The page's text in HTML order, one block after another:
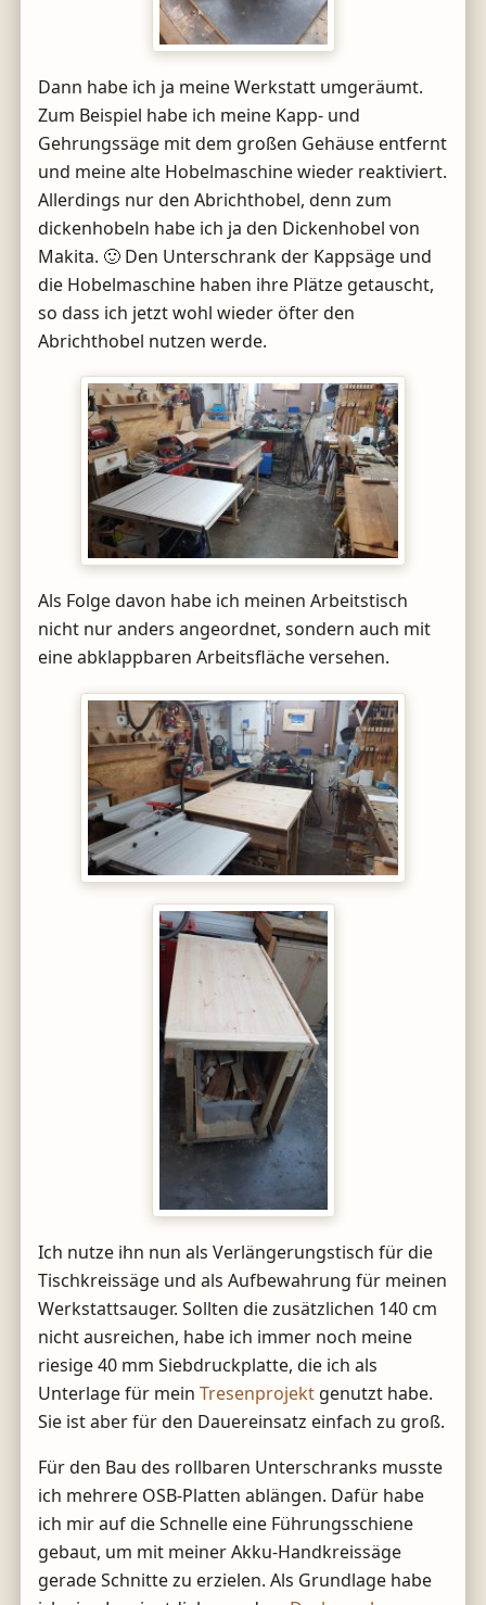
Dann habe ich ja meine Werkstatt umgeräumt.
Zum Beispiel habe ich meine Kapp- und
Gehrungssäge mit dem großen Gehäuse entfernt
und meine alte Hobelmaschine wieder reaktiviert.
Allerdings nur den Abrichthobel, denn zum
dickenhobeln habe ich ja den Dickenhobel von
Makita. 🙂 Den Unterschrank der Kappsäge und
die Hobelmaschine haben ihre Plätze getauscht,
so dass ich jetzt wohl wieder öfter den
Abrichthobel nutzen werde.
Als Folge davon habe ich meinen Arbeitstisch
nicht nur anders angeordnet, sondern auch mit
eine abklappbaren Arbeitsfläche versehen.
Ich nutze ihn nun als Verlängerungstisch für die
Tischkreissäge und als Aufbewahrung für meinen
Werkstattsauger. Sollten die zusätzlichen 140 cm
nicht ausreichen, habe ich immer noch meine
riesige 40 mm Siebdruckplatte, die ich als
Unterlage für meinTresenprojekt genutzt habe.
Sie ist aber für den Dauereinsatz einfach zu groß.
Für den Bau des rollbaren Unterschranks musste
ich mehrere OSB-Platten ablängen. Dafür habe
ich mir auf die Schnelle eine Führungsschiene
gebaut, um mit meiner Akku-Handkreissäge
gerade Schnitte zu erzielen. Als Grundlage habe